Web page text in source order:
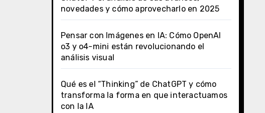
novedades y cómo aprovecharlo en 2025
Pensar con Imágenes en IA: Cómo OpenAI
o3 y o4-mini están revolucionando el
análisis visual
Qué es el “Thinking” de ChatGPT y cómo
transforma la forma en que interactuamos
con la IA